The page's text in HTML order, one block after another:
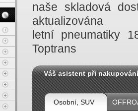
naše skladová
aktualizována
letní pneumatiky
Toptrans
Váš asistent při nakupování
Osobní, SUV